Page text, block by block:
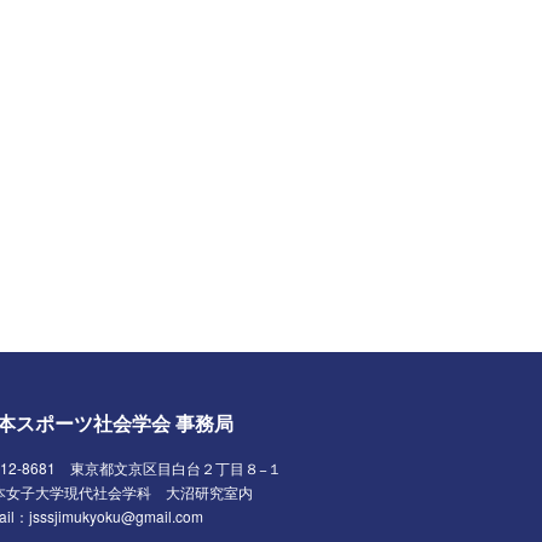
スポーツ社会学会 事務局
8681 東京都文京区目白台２丁目８−１
女子大学現代社会学科 大沼研究室内
：jsssjimukyoku@gmail.com